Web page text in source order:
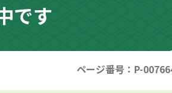
です
ページ番号：P-